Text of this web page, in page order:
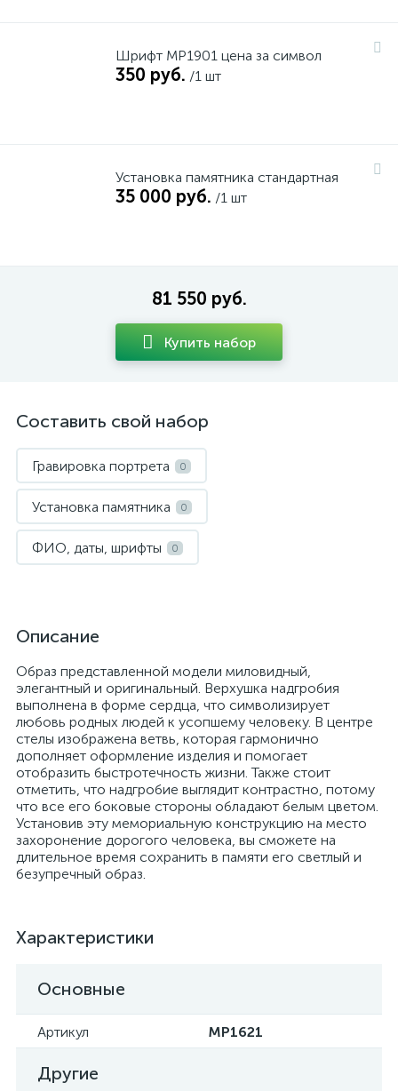
Шрифт MP1901 цена за символ
350 руб. /1 шт
Установка памятника стандартная
35 000 руб. /1 шт
81 550 руб.
Купить набор
Составить свой набор
Гравировка портрета 0
Установка памятника 0
ФИО, даты, шрифты 0
Описание
Образ представленной модели миловидный,
элегантный и оригинальный. Верхушка надгробия
выполнена в форме сердца, что символизирует
любовь родных людей к усопшему человеку. В центре
стелы изображена ветвь, которая гармонично
дополняет оформление изделия и помогает
отобразить быстротечность жизни. Также стоит
отметить, что надгробие выглядит контрастно, потому
что все его боковые стороны обладают белым цветом.
Установив эту мемориальную конструкцию на место
захоронение дорогого человека, вы сможете на
длительное время сохранить в памяти его светлый и
безупречный образ.
Характеристики
Основные
Артикул MP1621
Другие